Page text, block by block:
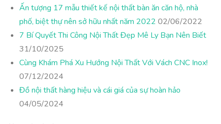
Ấn tượng 17 mẫu thiết kế nội thất bàn ăn căn hộ, nhà
phố, biệt thự nên sở hữu nhất năm 2022 02/06/2022
7 Bí Quyết Thi Công Nội Thất Đẹp Mê Ly Bạn Nên Biết
31/10/2025
Cùng Khám Phá Xu Hướng Nội Thất Với Vách CNC Inox!
07/12/2024
Đồ nội thất hàng hiệu và cái giá của sự hoàn hảo
04/05/2024